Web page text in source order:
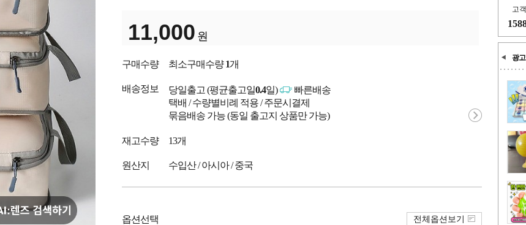
고
광고
11,000 원
구매수량 최소구매수량1개
배송정보 당일출고 (평균출고일0.4일)
빠른배송
택배 / 수량별비례 적용 / 주문시결제
묶음배송 가능 (동일 출고지 상품만 가능)
재고수량 13개
원산지 수입산 / 아시아 / 중국
옵션선택 전체옵션보기